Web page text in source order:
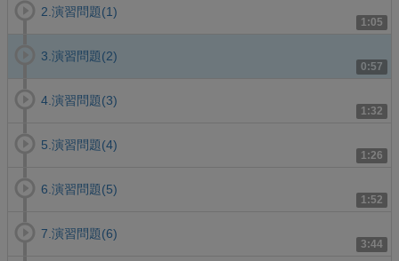
1:05
2.演習問題(1)
0:57
3.演習問題(2)
1:32
4.演習問題(3)
1:26
5.演習問題(4)
1:52
6.演習問題(5)
3:44
7.演習問題(6)